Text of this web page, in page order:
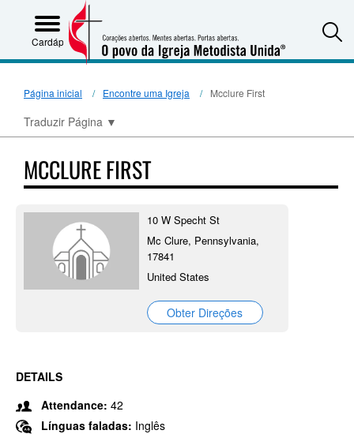
Cardápio
Página inicial Encontre uma Igreja Mcclure First
Traduzir Página ▼
MCCLURE FIRST
10 W Specht St
Mc Clure, Pennsylvania,
17841
United States
Obter Direções
DETAILS
Attendance: 42
Línguas faladas: Inglês